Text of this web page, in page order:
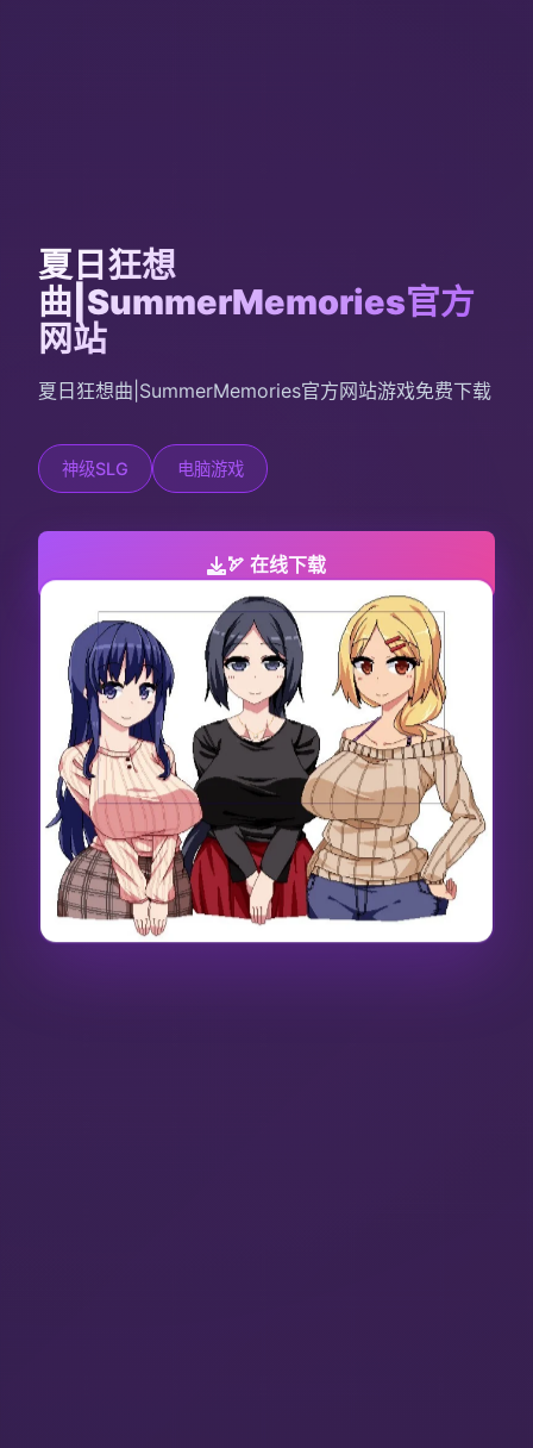
夏日狂想
曲|SummerMemories官方
网站
夏日狂想曲|SummerMemories官方网站游戏免费下载
神级SLG 电脑游戏
🏹 在线下载